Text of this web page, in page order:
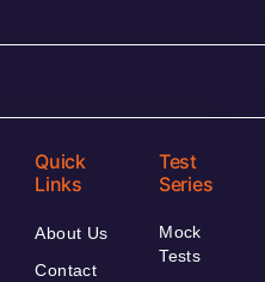
Quick
Links
About Us
Contact
Test
Series
Mock
Tests